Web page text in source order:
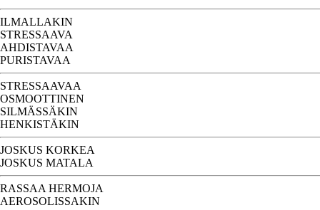
ILMALLAKIN
STRESSAAVA
AHDISTAVAA
PURISTAVAA
STRESSAAVAA
OSMOOTTINEN
SILMÄSSÄKIN
HENKISTÄKIN
JOSKUS KORKEA
JOSKUS MATALA
RASSAA HERMOJA
AEROSOLISSAKIN